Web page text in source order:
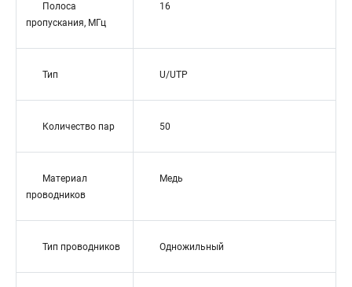
Полоса
пропускания, МГц
16
Тип U/UTP
Количество пар 50
Материал
проводников
Медь
Тип проводников Одножильный